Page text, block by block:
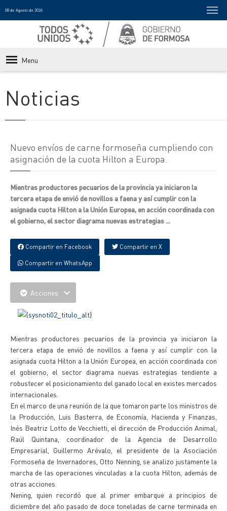
08 de Agosto de 2026
Menu
Noticias
Nuevo envíos de carne formoseña cumpliendo con
asignación de la cuota Hilton a Europa.
Mientras productores pecuarios de la provincia ya iniciaron la
tercera etapa de envió de novillos a faena y así cumplir con la
asignada cuota Hilton a la Unión Europea, en acción coordinada con
el gobierno, el sector diagrama nuevas estrategias ...
Compartir en Facebook Compartir en X
Compartir en WhatsApp
Acciones
Mientras productores pecuarios de la provincia ya iniciaron la
tercera etapa de envió de novillos a faena y así cumplir con la
asignada cuota Hilton a la Unión Europea, en acción coordinada con
el gobierno, el sector diagrama nuevas estrategias tendiente a
robustecer el posicionamiento del ganado local en existes mercados
internacionales.
En el marco de una reunión de la que tomaron parte los ministros de
la Producción, Luis Basterra, de Economía, Hacienda y Finanzas,
Inés Beatriz Lotto de Vecchietti, el dirección de Producción Animal,
Raúl Quintana, coordinador de la Agencia de Desarrollo
Empresarial, Guillermo Arévalo, el presidente de la Asociación
Formoseña de Invernadores, Otto Nenning, se analizo justamente la
marcha de las operaciones vinculadas a la cuota Hilton, además de
otras acciones.
Nening, quien recordó que al primer embarque a principios de
diciembre del año pasado de doce toneladas de carne terminada en